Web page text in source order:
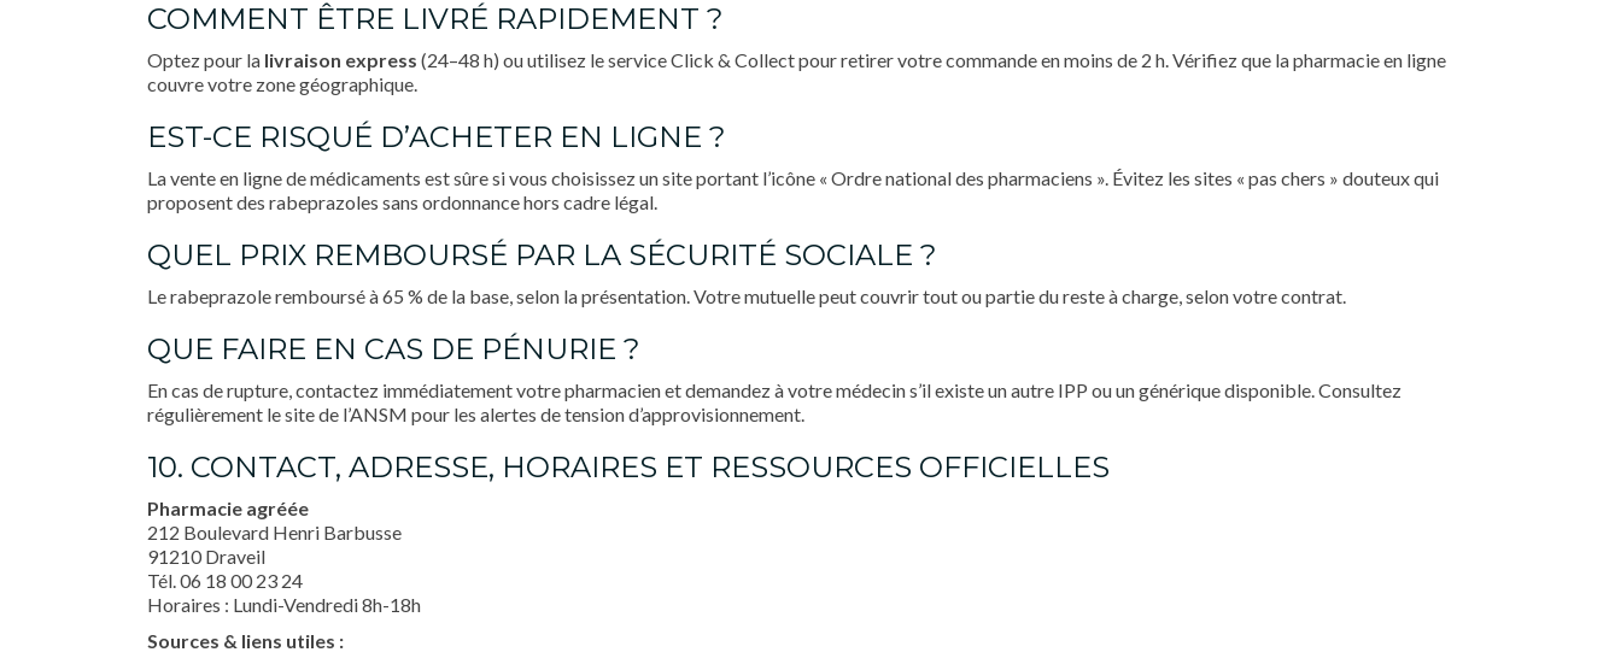
COMMENT ÊTRE LIVRÉ RAPIDEMENT ?
Optez pour la livraison express (24–48 h) ou utilisez le service Click & Collect pour retirer votre commande en moins de 2 h. Vérifiez que la pharmacie en ligne
couvre votre zone géographique.
EST-CE RISQUÉ D’ACHETER EN LIGNE ?
La vente en ligne de médicaments est sûre si vous choisissez un site portant l’icône « Ordre national des pharmaciens ». Évitez les sites « pas chers » douteux qui
proposent des rabeprazoles sans ordonnance hors cadre légal.
QUEL PRIX REMBOURSÉ PAR LA SÉCURITÉ SOCIALE ?
Le rabeprazole remboursé à 65 % de la base, selon la présentation. Votre mutuelle peut couvrir tout ou partie du reste à charge, selon votre contrat.
QUE FAIRE EN CAS DE PÉNURIE ?
En cas de rupture, contactez immédiatement votre pharmacien et demandez à votre médecin s’il existe un autre IPP ou un générique disponible. Consultez
régulièrement le site de l’ANSM pour les alertes de tension d’approvisionnement.
10. CONTACT, ADRESSE, HORAIRES ET RESSOURCES OFFICIELLES
Pharmacie agréée
212 Boulevard Henri Barbusse
91210 Draveil
Tél. 06 18 00 23 24
Horaires : Lundi-Vendredi 8h-18h
Sources & liens utiles :